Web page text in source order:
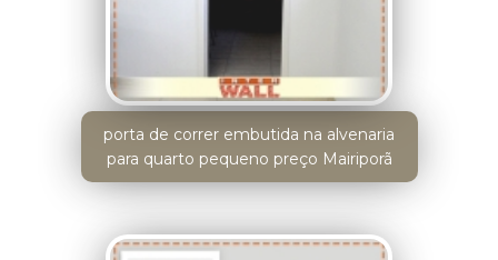
porta de correr embutida na alvenaria
para quarto pequeno preço Mairiporã